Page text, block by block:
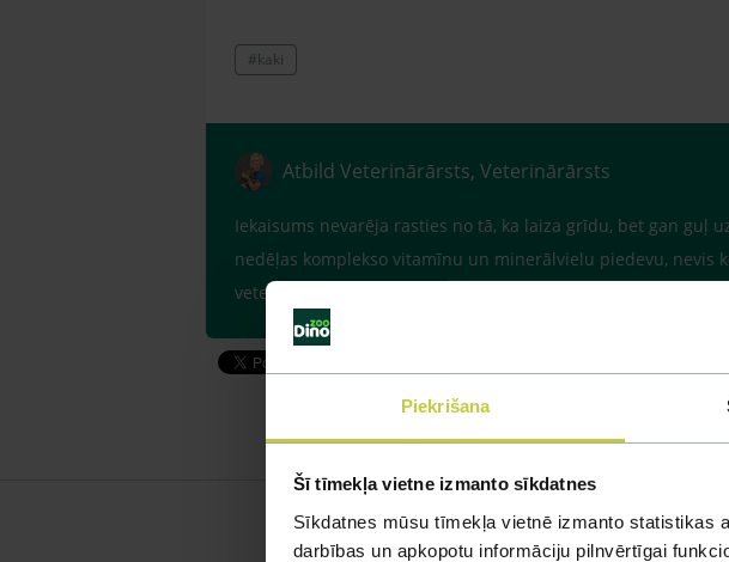
Piekrišana
Šī tīmekļa vietne izmanto sīkdatnes
Sīkdatnes mūsu tīmekļa vietnē izmanto statistikas
darbības un apkopotu informāciju pilnvērtīgai
#kaki
Atbild Veterinārārsts, Veterinārārsts
Iekaisums nevarēja rasties no tā, ka laiza grīdu, bet gan guļ
nedēļas komplekso vitamīnu un minerālvielu piedevu, nevis
veterinārajās aptiekās.